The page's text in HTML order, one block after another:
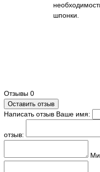
шпонки.
Отзывы 0
Оставить отзыв
Написать отзыв Ваше имя:
отзыв: